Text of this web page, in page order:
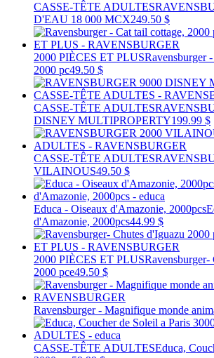
CASSE-TÊTE ADULTES
D'EAU 18 000 MCX249.50 $
2000 PIÈCES ET PLUSRavensburger
2000 pc49.50 $
CASSE-TÊTE ADULTES
DISNEY MULTIPROPERTY199.99 $
CASSE-TÊTE ADULTES
VILAINOUS49.50 $
Educa - Oiseaux d'Amazonie, 2000pcs
d'Amazonie, 2000pcs44.99 $
2000 PIÈCES ET PLUSRavensburger-
2000 pce49.50 $
Ravensburger - Magnifique monde
CASSE-TÊTE ADULTESEduca,